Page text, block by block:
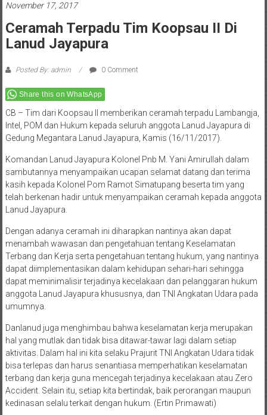
November 17, 2017
Ceramah Terpadu Tim Koopsau II Di
Lanud Jayapura
Posted By: admin 0 Comment
Share this on WhatsApp
CB – Tim dari Koopsau II memberikan ceramah terpadu Lambangja,
Intel, POM dan Hukum kepada seluruh anggota Lanud Jayapura di
Gedung Megantara Lanud Jayapura, Kamis (16/11/2017).
Komandan Lanud Jayapura Kolonel Pnb M. Yani Amirullah dalam
sambutannya menyampaikan ucapan selamat datang dan terima
kasih kepada Kolonel Pom Ramot Simatupang beserta tim yang
telah berkenan hadir untuk menyampaikan ceramah kepada anggota
Lanud Jayapura.
Dengan adanya ceramah ini diharapkan nantinya akan dapat
menambah wawasan dan pengetahuan tentang Keselamatan
Terbang dan Kerja serta pengetahuan tentang hukum, yang nantinya
dapat diimplementasikan dalam kehidupan sehari-hari sehingga
dapat meminimalisir terjadinya kecelakaan dan pelanggaran hukum
anggota Lanud Jayapura khususnya, dan TNI Angkatan Udara pada
umumnya.
Danlanud juga menghimbau bahwa keselamatan kerja merupakan
hal yang mutlak dan tidak bisa ditawar-tawar lagi dalam setiap
aktivitas. Dalam hal ini kita selaku Prajurit TNI Angkatan Udara tidak
bisa terlepas dan harus senantiasa memperhatikan keselamatan
terbang dan kerja guna mencegah terjadinya kecelakaan atau Zero
Accident. Selain itu, setiap kita bertindak, baik perorangan maupun
kedinasan selalu terkait dengan hukum. (Ertin Primawati)